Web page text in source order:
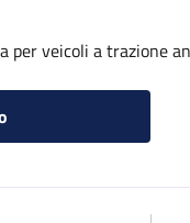
per veicoli a trazione